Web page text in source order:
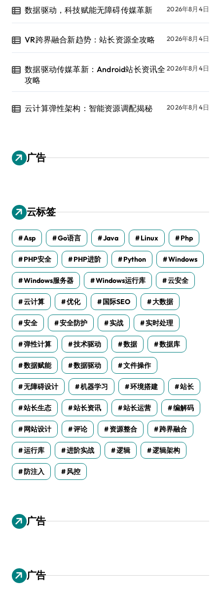
数据驱动，科技赋能无障碍传媒革新 2026年8月4日
VR跨界融合新趋势：站长资源全攻略 2026年8月4日
数据驱动传媒革新：Android站长资讯全
攻略
2026年8月4日
云计算弹性架构：智能资源调配揭秘 2026年8月4日
广告
云标签
Asp Go语言 Java Linux Php
PHP安全 PHP进阶 Python Windows
Windows服务器 Windows运行库 云安全
云计算 优化 国际SEO 大数据
安全 安全防护 实战 实时处理
弹性计算 技术驱动 数据 数据库
数据赋能 数据驱动 文件操作
无障碍设计 机器学习 环境搭建 站长
站长生态 站长资讯 站长运营 编解码
网站设计 评论 资源整合 跨界融合
运行库 进阶实战 逻辑 逻辑架构
防注入 风控
广告
广告